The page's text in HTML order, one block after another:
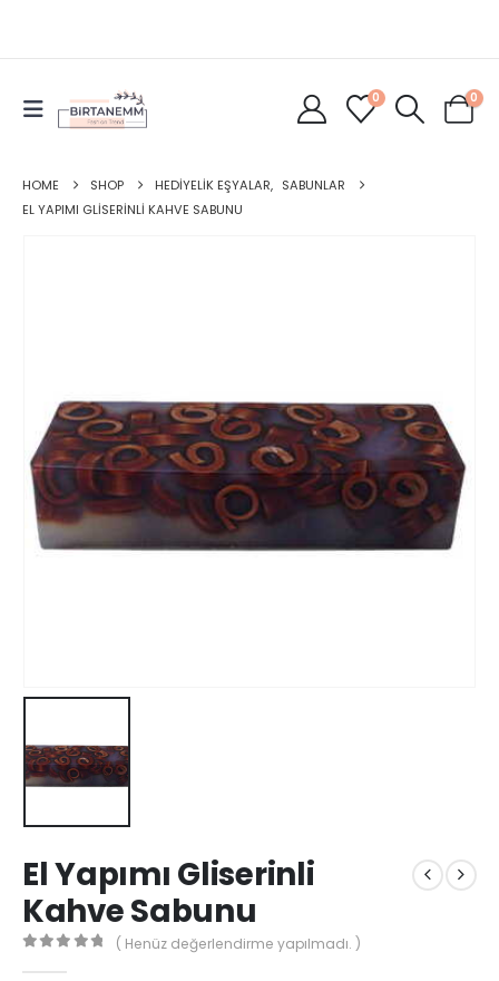
0 0
HOME SHOP HEDIYELIK EŞYALAR, SABUNLAR
EL YAPIMI GLISERINLI KAHVE SABUNU
El Yapımı Gliserinli
Kahve Sabunu
( Henüz değerlendirme yapılmadı. )